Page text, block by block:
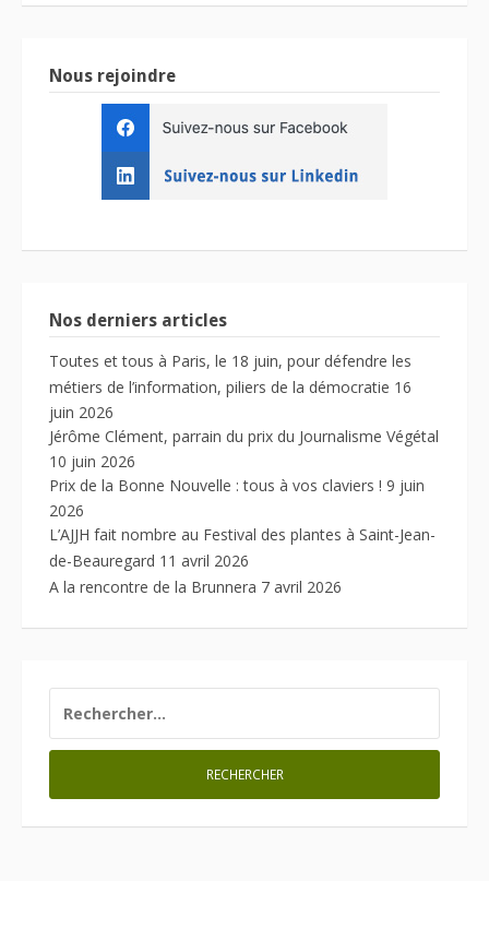
Nous rejoindre
Nos derniers articles
Toutes et tous à Paris, le 18 juin, pour défendre les
métiers de l’information, piliers de la démocratie 16
juin 2026
Jérôme Clément, parrain du prix du Journalisme Végétal
10 juin 2026
Prix de la Bonne Nouvelle : tous à vos claviers ! 9 juin
2026
L’AJJH fait nombre au Festival des plantes à Saint-Jean-
de-Beauregard 11 avril 2026
A la rencontre de la Brunnera 7 avril 2026